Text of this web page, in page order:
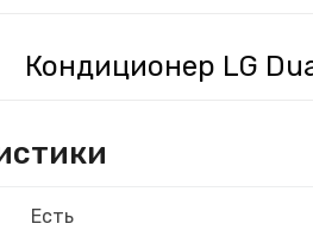
Кондиционер LG
Есть